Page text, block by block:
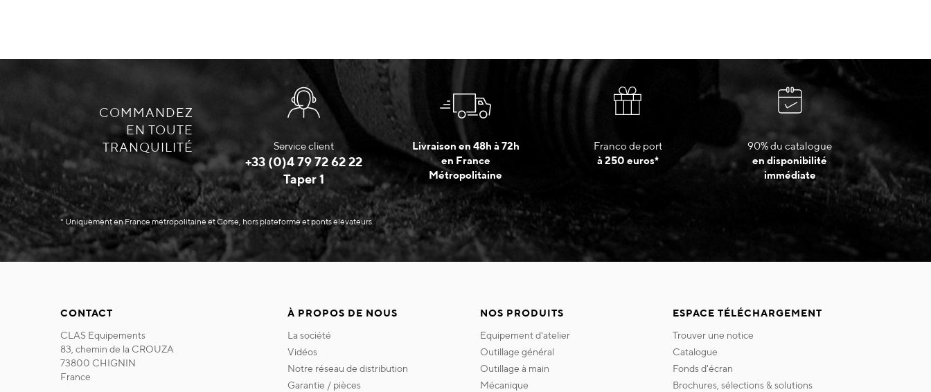
COMMANDEZ
EN TOUTE
TRANQUILITÉ
Service client
+33 (0)4 79 72 62 22
Taper 1
Livraison en 48h à 72h
en France
Métropolitaine
Franco de port
à 250 euros*
90% du catalogue
en disponibilité
immédiate
* Uniquement en France métropolitaine et Corse, hors plateforme et ponts élévateurs.
CONTACT
CLAS Equipements
83, chemin de la CROUZA
73800 CHIGNIN
France
À PROPOS DE NOUS
la société
vidéos
notre réseau de distribution
garantie / pièces
NOS PRODUITS
equipement d'atelier
outillage général
outillage à main
mécanique
ESPACE TÉLÉCHARGEMENT
trouver une notice
catalogue
fonds d'écran
brochures, sélections & solutions